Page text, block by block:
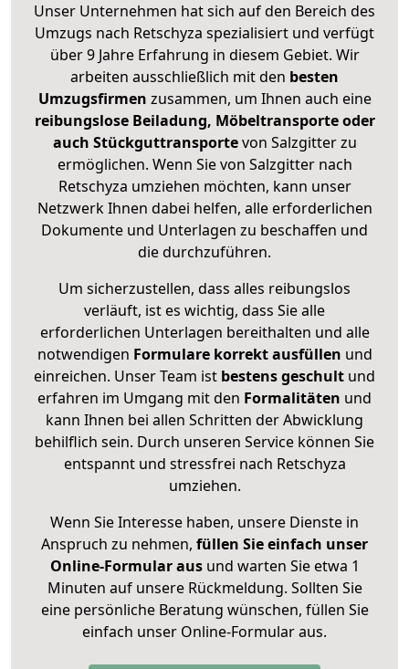
Unser Unternehmen hat sich auf den Bereich des
Umzugs nach Retschyza spezialisiert und verfügt
über 9 Jahre Erfahrung in diesem Gebiet. Wir
arbeiten ausschließlich mit den besten
Umzugsfirmen zusammen, um Ihnen auch eine
reibungslose Beiladung, Möbeltransporte oder
auch Stückguttransportevon Salzgitter zu
ermöglichen. Wenn Sie von Salzgitter nach
Retschyza umziehen möchten, kann unser
Netzwerk Ihnen dabei helfen, alle erforderlichen
Dokumente und Unterlagen zu beschaffen und
die durchzuführen.
Um sicherzustellen, dass alles reibungslos
verläuft, ist es wichtig, dass Sie alle
erforderlichen Unterlagen bereithalten und alle
notwendigen Formulare korrekt ausfüllen und
einreichen. Unser Team ist bestens geschult und
erfahren im Umgang mit den Formalitäten und
kann Ihnen bei allen Schritten der Abwicklung
behilflich sein. Durch unseren Service können Sie
entspannt und stressfrei nach Retschyza
umziehen.
Wenn Sie Interesse haben, unsere Dienste in
Anspruch zu nehmen, füllen Sie einfach unser
Online-Formular ausund warten Sie etwa 1
Minuten auf unsere Rückmeldung. Sollten Sie
eine persönliche Beratung wünschen, füllen Sie
einfach unser Online-Formular aus.